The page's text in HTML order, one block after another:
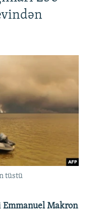
tüstü
Emmanuel Makron